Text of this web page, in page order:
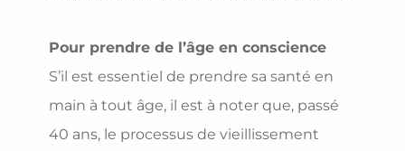
Pour prendre de l’âge en conscience
S’il est essentiel de prendre sa santé en
main à tout âge, il est à noter que, passé
40 ans, le processus de vieillissement